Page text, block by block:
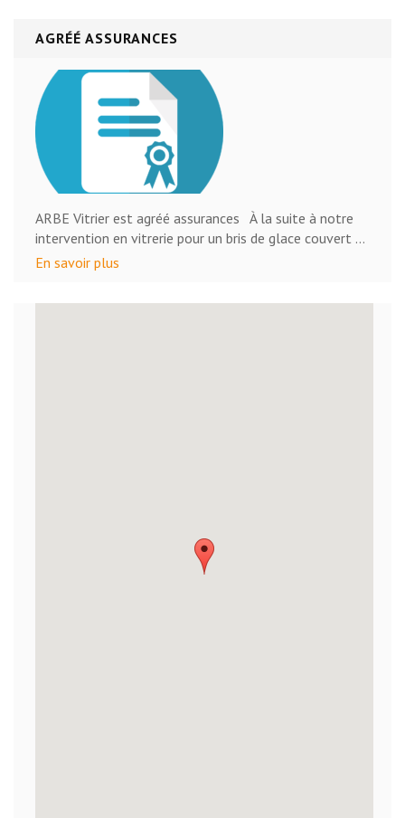
AGRÉÉ ASSURANCES
ARBE Vitrier est agréé assurances À la suite à notre
intervention en vitrerie pour un bris de glace couvert …
En savoir plus